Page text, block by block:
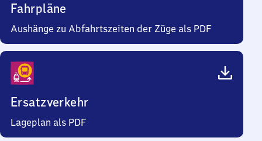
Fahrpläne
Aushänge zu Abfahrtszeiten der Züge als PDF
Ersatzverkehr
Lageplan als PDF